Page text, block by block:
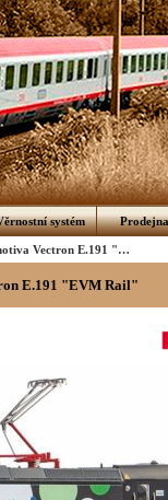
systém Prodejna
Elektrická lokomotiva Vectron E.191 "EVM Rail"
E.191 "EVM Rail"